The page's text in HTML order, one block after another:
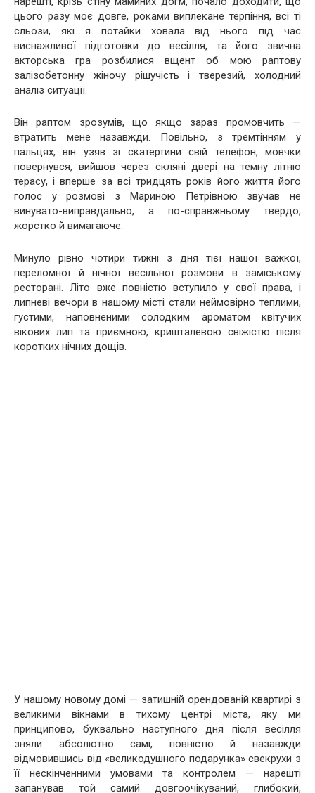
цього разу моє довге, роками виплекане терпіння, всі ті
сльози, які я потайки ховала від нього під час
виснажливої підготовки до весілля, та його звична
акторська гра розбилися вщент об мою раптову
залізобетонну жіночу рішучість і тверезий, холодний
аналіз ситуації.
Він раптом зрозумів, що якщо зараз промовчить —
втратить мене назавжди. Повільно, з тремтінням у
пальцях, він узяв зі скатертини свій телефон, мовчки
повернувся, вийшов через скляні двері на темну літню
терасу, і вперше за всі тридцять років його життя його
голос у розмові з Мариною Петрівною звучав не
винувато-виправдально, а по-справжньому твердо,
жорстко й вимагаюче.
Минуло рівно чотири тижні з дня тієї нашої важкої,
переломної й нічної весільної розмови в заміському
ресторані. Літо вже повністю вступило у свої права, і
липневі вечори в нашому місті стали неймовірно теплими,
густими, наповненими солодким ароматом квітучих
вікових лип та приємною, кришталевою свіжістю після
коротких нічних дощів.
У нашому новому домі — затишній орендованій квартирі з
великими вікнами в тихому центрі міста, яку ми
принципово, буквально наступного дня після весілля
зняли абсолютно самі, повністю й назавжди
відмовившись від «великодушного подарунка» свекрухи з
її нескінченними умовами та контролем — нарешті
запанував той самий довгоочікуваний, глибокий,